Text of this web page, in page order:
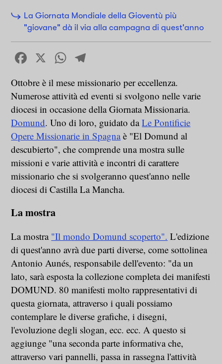
La Giornata Mondiale della Gioventù più
"giovane" dà il via alla campagna di quest'anno
Facebook
X WhatsApp
Ottobre è il mese missionario per eccellenza.
Numerose attività ed eventi si svolgono nelle varie
diocesi in occasione della Giornata Missionaria.
Domund. Uno di loro, guidato daLe Pontificie
Opere Missionarie in Spagnaè "El Domund al
descubierto", che comprende una mostra sulle
missioni e varie attività e incontri di carattere
missionario che si svolgeranno quest'anno nelle
diocesi di Castilla La Mancha.
La mostra
La mostra "Il mondo Domund scoperto". L'edizione
di quest'anno avrà due parti diverse, come sottolinea
Antonio Aunés, responsabile dell'evento: "da un
lato, sarà esposta la collezione completa dei manifesti
DOMUND. 80 manifesti molto rappresentativi di
questa giornata, attraverso i quali possiamo
contemplare le diverse grafiche, i disegni,
l'evoluzione degli slogan, ecc. ecc. A questo si
aggiunge "una seconda parte informativa che,
attraverso vari pannelli, passa in rassegna l'attività